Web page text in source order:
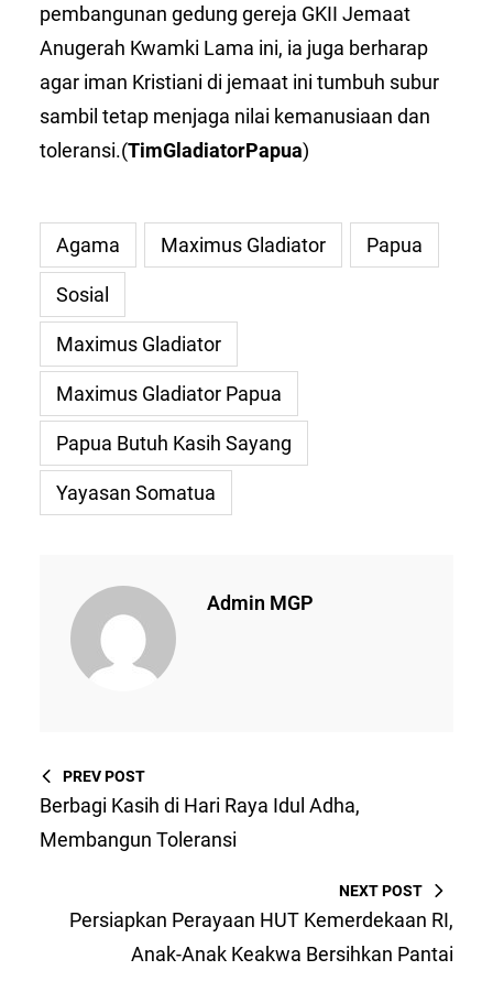
pembangunan gedung gereja GKII Jemaat
Anugerah Kwamki Lama ini, ia juga berharap
agar iman Kristiani di jemaat ini tumbuh subur
sambil tetap menjaga nilai kemanusiaan dan
toleransi.(TimGladiatorPapua)
Agama Maximus Gladiator Papua
Sosial
Maximus Gladiator
Maximus Gladiator Papua
Papua Butuh Kasih Sayang
Yayasan Somatua
Admin MGP
PREV POST
Berbagi Kasih di Hari Raya Idul Adha,
Membangun Toleransi
NEXT POST
Persiapkan Perayaan HUT Kemerdekaan RI,
Anak-Anak Keakwa Bersihkan Pantai